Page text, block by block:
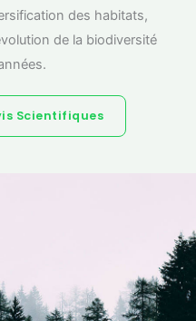
des habitats,
de la biodiversité
Scientifiques